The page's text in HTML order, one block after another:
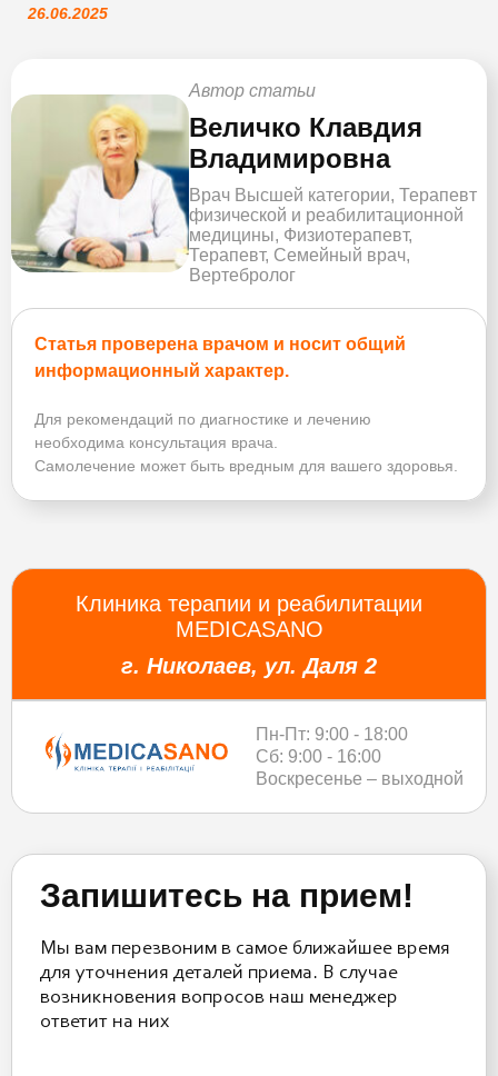
26.06.2025
Автор статьи
Величко Клавдия
Владимировна
Врач Высшей категории, Терапевт
физической и реабилитационной
медицины, Физиотерапевт,
Терапевт, Семейный врач,
Вертебролог
Статья проверена врачом и носит общий
информационный характер.
Для рекомендаций по диагностике и лечению
необходима консультация врача.
Самолечение может быть вредным для вашего здоровья.
Клиника терапии и реабилитации
MEDICASANO
г. Николаев, ул. Даля 2
Пн-Пт: 9:00 - 18:00
Сб: 9:00 - 16:00
Воскресенье – выходной
Запишитесь на прием!
Мы вам перезвоним в самое ближайшее время
для уточнения деталей приема. В случае
возникновения вопросов наш менеджер
ответит на них